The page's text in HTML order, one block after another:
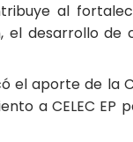
al
el desarrollo de
el aporte de la
a CELEC EP